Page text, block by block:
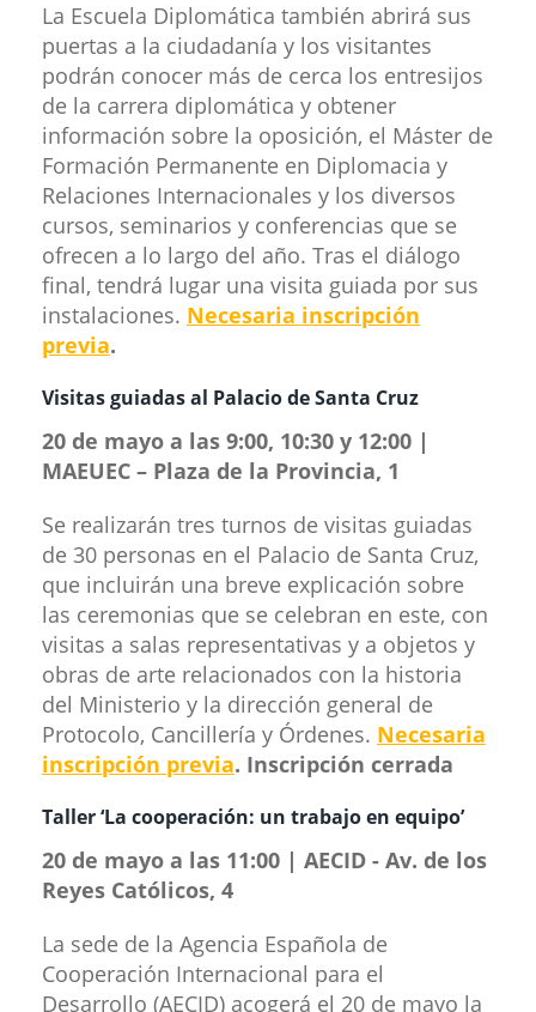
La Escuela Diplomática también abrirá sus
puertas a la ciudadanía y los visitantes
podrán conocer más de cerca los entresijos
de la carrera diplomática y obtener
información sobre la oposición, el Máster de
Formación Permanente en Diplomacia y
Relaciones Internacionales y los diversos
cursos, seminarios y conferencias que se
ofrecen a lo largo del año. Tras el diálogo
final, tendrá lugar una visita guiada por sus
instalaciones. Necesaria inscripción
previa.
Visitas guiadas al Palac​io de Santa Cruz
20 de mayo a las 9:00, 10:30 y 12:00 |
MAEUEC – Plaza de la Provincia, 1
Se realizarán tres turnos de visitas guiadas
de 30 personas en el Palacio de Santa Cruz,
que incluirán una breve explicación sobre
las ceremonias que se celebran en este, con
visitas a salas representativas y a objetos y
obras de arte relacionados con la historia
del Ministerio y la dirección general de
Protocolo, Cancillería y Órdenes. Necesaria
inscripción previa. Inscripción cerrada
Taller ‘La cooperaci​​ón: un trabajo en equipo’
20 de mayo a las 11:00 | AECID - Av. de los
Reyes Católicos, 4​
La sede de la Agencia Española de
Cooperación Internacional para el
Desarrollo (AECID) acogerá el 20 de mayo la